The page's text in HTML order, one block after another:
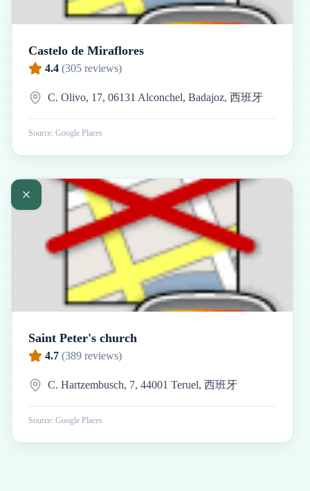
Castelo de Miraflores
4.4 (305 reviews)
C. Olivo, 17, 06131 Alconchel, Badajoz, 西班牙
Source: Google Places
Saint Peter's church
4.7 (389 reviews)
C. Hartzembusch, 7, 44001 Teruel, 西班牙
Source: Google Places